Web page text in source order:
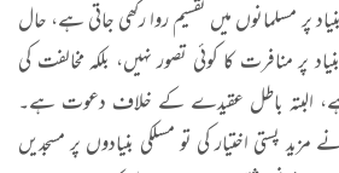
پر مسلمانوں میں تقسیم روا رکھی جاتی ہے، حال
پر منافرت کا کوئی تصور نہیں، بلکہ مخالفت کی
البتہ باطل عقیدے کے خلاف دعوت ہے۔
پستی اختیار کی تو مسلکی بنیادوں پر مسجدیں